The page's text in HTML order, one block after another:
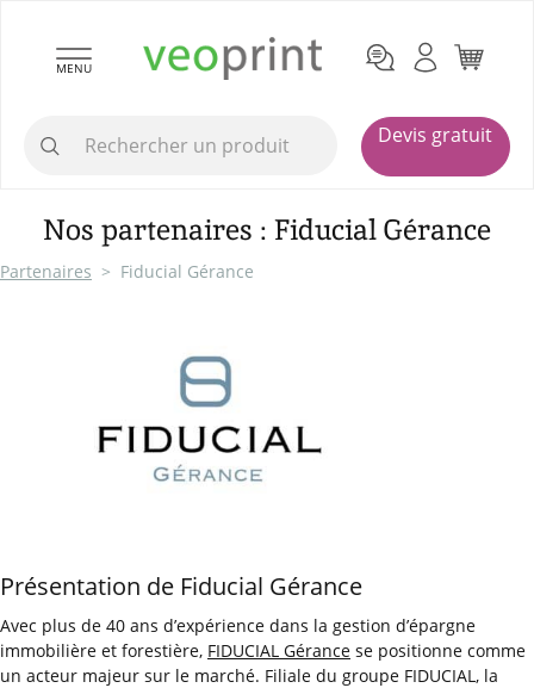
MENU
Devis gratuit
Nos partenaires : Fiducial Gérance
Partenaires > Fiducial Gérance
Présentation de Fiducial Gérance
Avec plus de 40 ans d’expérience dans la gestion d’épargne
immobilière et forestière, FIDUCIAL Gérance se positionne comme
un acteur majeur sur le marché. Filiale du groupe FIDUCIAL, la